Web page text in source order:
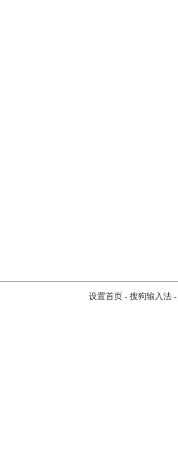
设置首页- 搜狗输入法-